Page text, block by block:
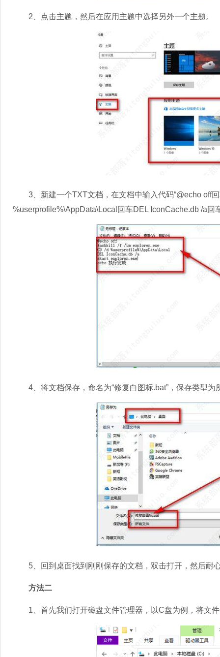
2、点击主题，然后在应用主题中选择另外一个主题。
3、新建一个TXT文档，在文档中输入代码“@echo off回
%userprofile%\AppData\Local回车DEL IconCache.db /a回
4、将文档保存，命名为“修复白图标.bat”，保存类型为
5、回到桌面找到刚刚保存的文档，双击打开，然后耐
方法二
1、首先我们打开磁盘文件管理器，以C盘为例，将文件